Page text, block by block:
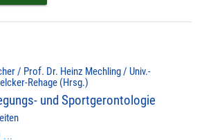
/ Prof. Dr. Heinz Mechling / Univ.-
Rehage (Hrsg.)
und Sportgerontologie
...